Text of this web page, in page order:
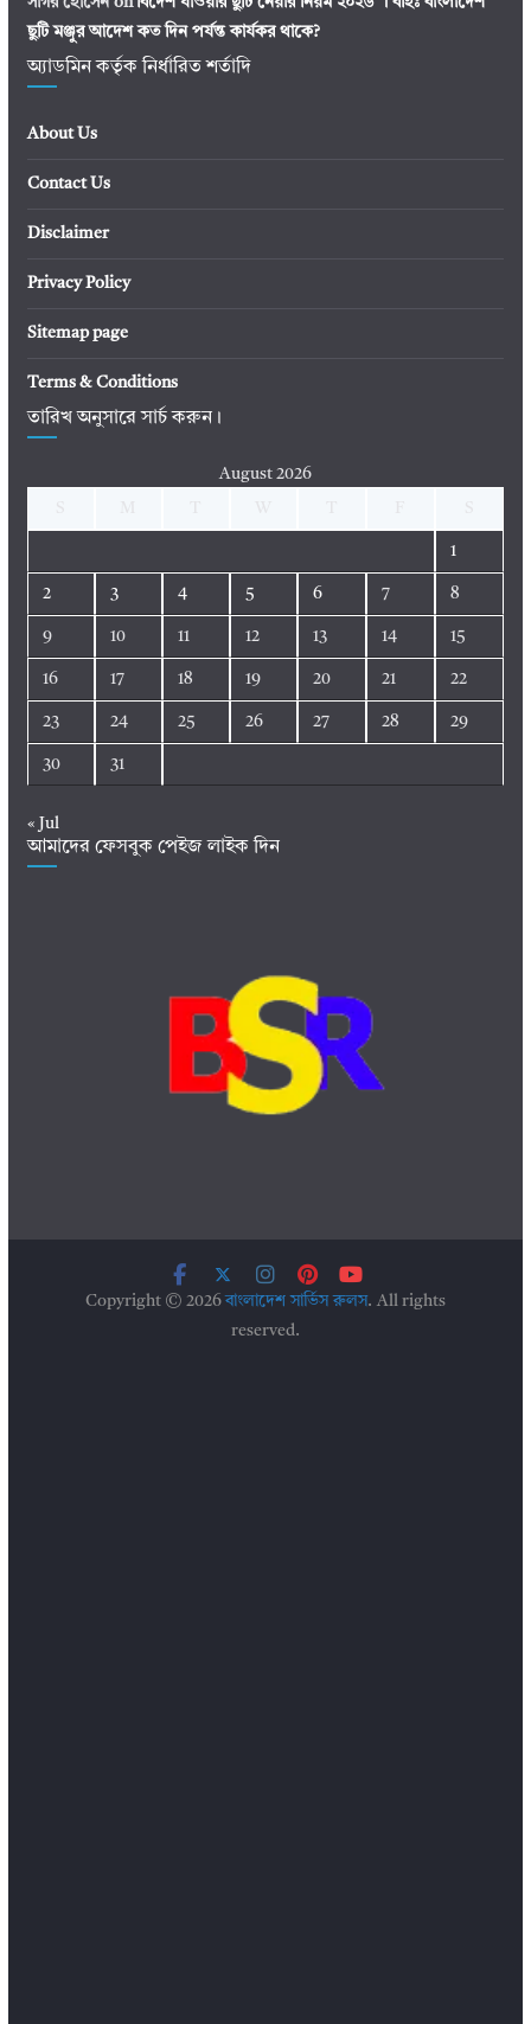
ছুটি মঞ্জুর আদেশ কত দিন পর্যন্ত কার্যকর থাকে?
অ্যাডমিন কর্তৃক নির্ধারিত শর্তাদি
About Us
Contact Us
Disclaimer
Privacy Policy
Sitemap page
Terms & Conditions
তারিখ অনুসারে সার্চ করুন।
August 2026
1
2 3 4 5 6 7 8
9 10 11 12 13 14 15
16 17 18 19 20 21 22
23 24 25 26 27 28 29
30 31
« Jul
আমাদের ফেসবুক পেইজ লাইক দিন
Copyright © 2026বাংলাদেশ সার্ভিস রুলস. All rights
reserved.